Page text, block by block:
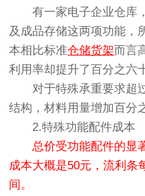
有一家电子企业仓库，
及成品存储这两项功能，
本相比标准仓储货架而言
利用率却提升了百分之六
对于特殊承重要求超过
结构，材料用量增加百分
2.特殊功能配件成本
总价受功能配件的显著
成本大概是50元，流利条
间。